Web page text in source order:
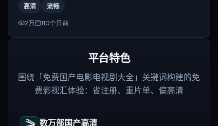
高清 流畅
2万 110个月前
平台特色
围绕「免费国产电影电视剧大全」关键词构建的免
费影视汇体验：省注册、重片单、偏高清
数万部国产高清